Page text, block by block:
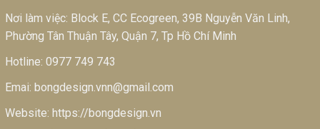
Nơi làm việc: Block E, CC Ecogreen, 39B Nguyễn Văn Linh,
Phường Tân Thuận Tây, Quận 7, Tp Hồ Chí Minh
Hotline: 0977 749 743
Emai: bongdesign.vnn@gmail.com
Website: https://bongdesign.vn